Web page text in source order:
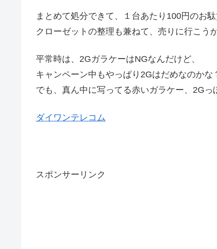
まとめて処分できて、１台あたり100円のお駄
クローゼットの整理も兼ねて、売りに行こう
平常時は、2GガラケーはNGなんだけど、
キャンペーン中もやっぱり2Gはだめなのかな
でも、真ん中に写ってる赤いガラケー、2Gっ
ダイワンテレコム
スポンサーリンク